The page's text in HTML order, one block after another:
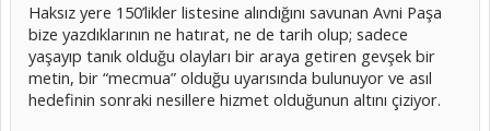
Haksız yere 150’likler listesine alındığını savunan Avni Paşa
bize yazdıklarının ne hatırat, ne de tarih olup; sadece
yaşayıp tanık olduğu olayları bir araya getiren gevşek bir
metin, bir “mecmua” olduğu uyarısında bulunuyor ve asıl
hedefinin sonraki nesillere hizmet olduğunun altını çiziyor.